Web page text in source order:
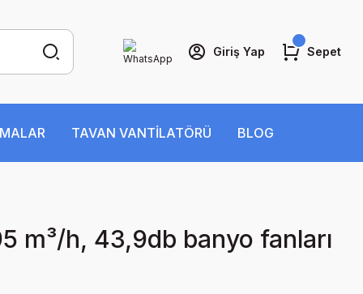
Giriş Yap Sepet
TAVAN VANTİLATÖRÜ BLOG
m³/h, 43,9db banyo fanları